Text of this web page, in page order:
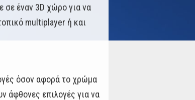
σε έναν 3D χώρο για να
multiplayer ή και
όσον αφορά το χρώμα
άφθονες επιλογές για να